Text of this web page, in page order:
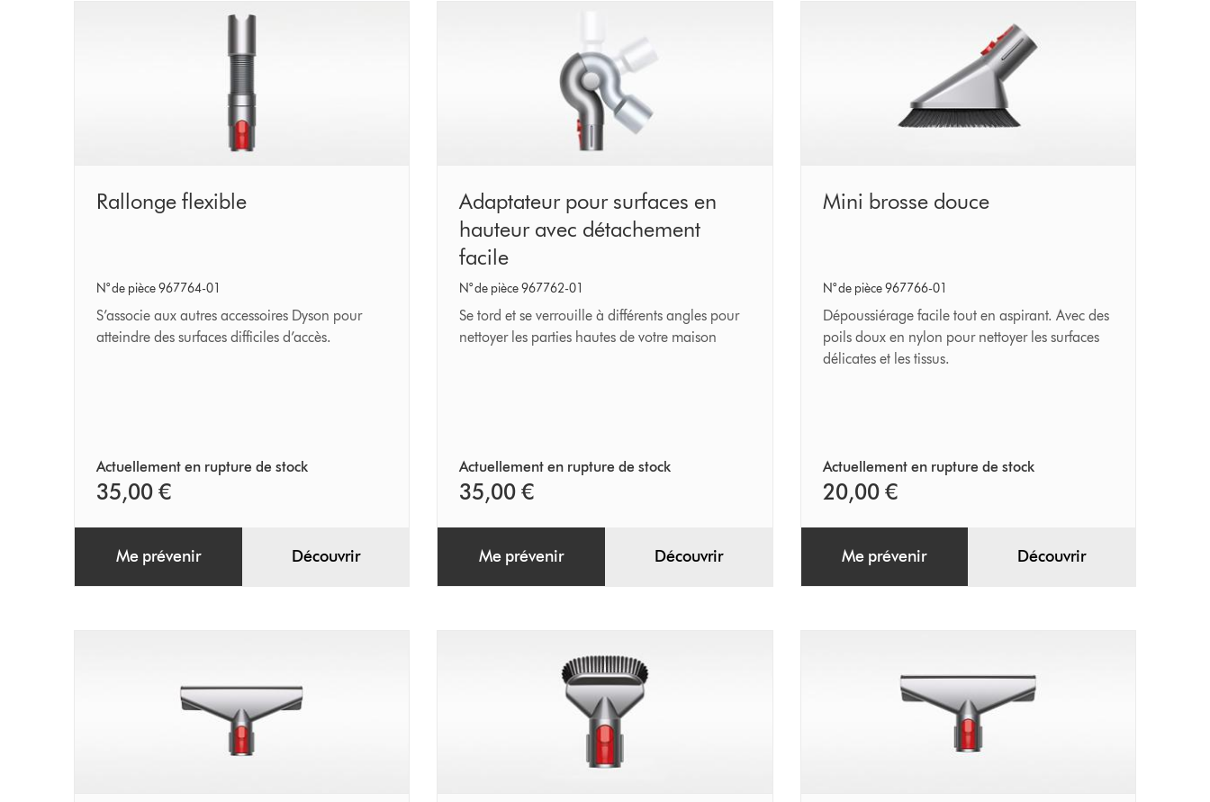
Rallonge
Rallonge flexible
N° de pièce 967764-01
S’associe aux autres accessoires Dyson pour
atteindre des surfaces difficiles d’accès.
Actuellement en rupture de stock
35,00 €
Me prévenir Découvrir
Adaptateur
pour
surfaces
en
hauteur
avec
Adaptateur pour surfaces en
hauteur avec détachement
facile
N° de pièce 967762-01
Se tord et se verrouille à différents angles pour
nettoyer les parties hautes de votre maison
Actuellement en rupture de stock
35,00 €
Me prévenir Découvrir
Mini
Mini brosse douce
N° de pièce 967766-01
Dépoussiérage facile tout en aspirant. Avec des
poils doux en nylon pour nettoyer les surfaces
délicates et les tissus.
Actuellement en rupture de stock
20,00 €
Me prévenir Découvrir